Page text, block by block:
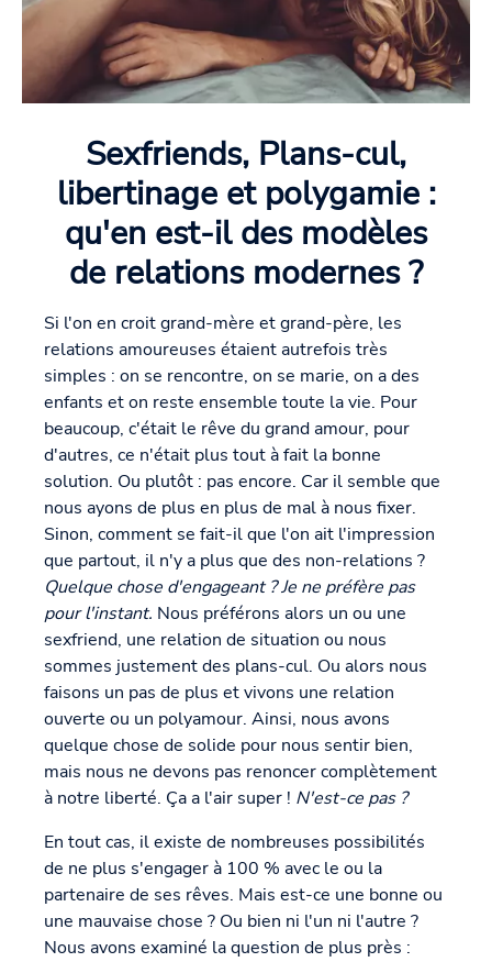
Sexfriends, Plans-cul,
libertinage et polygamie :
qu'en est-il des modèles
de relations modernes ?
Si l'on en croit grand-mère et grand-père, les
relations amoureuses étaient autrefois très
simples : on se rencontre, on se marie, on a des
enfants et on reste ensemble toute la vie. Pour
beaucoup, c'était le rêve du grand amour, pour
d'autres, ce n'était plus tout à fait la bonne
solution. Ou plutôt : pas encore. Car il semble que
nous ayons de plus en plus de mal à nous fixer.
Sinon, comment se fait-il que l'on ait l'impression
que partout, il n'y a plus que des non-relations ?
Quelque chose d'engageant ? Je ne préfère pas
pour l'instant. Nous préférons alors un ou une
sexfriend, une relation de situation ou nous
sommes justement des plans-cul. Ou alors nous
faisons un pas de plus et vivons une relation
ouverte ou un polyamour. Ainsi, nous avons
quelque chose de solide pour nous sentir bien,
mais nous ne devons pas renoncer complètement
à notre liberté. Ça a l'air super ! N'est-ce pas ?
En tout cas, il existe de nombreuses possibilités
de ne plus s'engager à 100 % avec le ou la
partenaire de ses rêves. Mais est-ce une bonne ou
une mauvaise chose ? Ou bien ni l'un ni l'autre ?
Nous avons examiné la question de plus près :